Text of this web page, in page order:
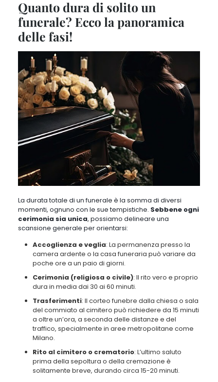
Quanto dura di solito un
funerale? Ecco la panoramica
delle fasi!
La durata totale di un funerale è la somma di diversi
momenti, ognuno con le sue tempistiche. Sebbene ogni
cerimonia sia unica, possiamo delineare una
scansione generale per orientarsi:
Accoglienza e veglia: La permanenza presso la
camera ardente o la casa funeraria può variare da
poche ore a un paio di giorni.
Cerimonia (religiosa o civile): Il rito vero e proprio
dura in media dai 30 ai 60 minuti.
Trasferimenti: Il corteo funebre dalla chiesa o sala
del commiato al cimitero può richiedere da 15 minuti
a oltre un’ora, a seconda delle distanze e del
traffico, specialmente in aree metropolitane come
Milano.
Rito al cimitero o crematorio: L’ultimo saluto
prima della sepoltura o della cremazione è
solitamente breve, durando circa 15-20 minuti.